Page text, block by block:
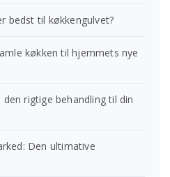
bedst til køkkengulvet?
køkken til hjemmets nye
rigtige behandling til din
Den ultimative